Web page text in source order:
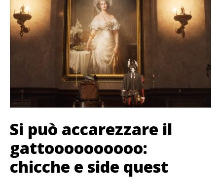
Si può accarezzare il
gattoooooooooo:
chicche e side quest